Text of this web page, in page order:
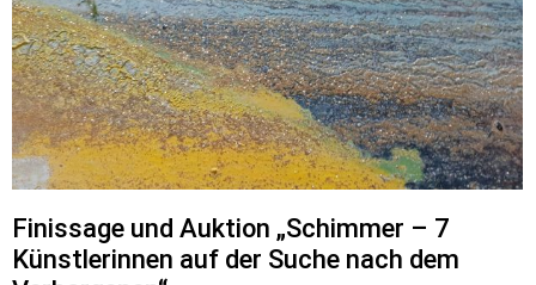
Finissage und Auktion „Schimmer – 7
Künstlerinnen auf der Suche nach dem